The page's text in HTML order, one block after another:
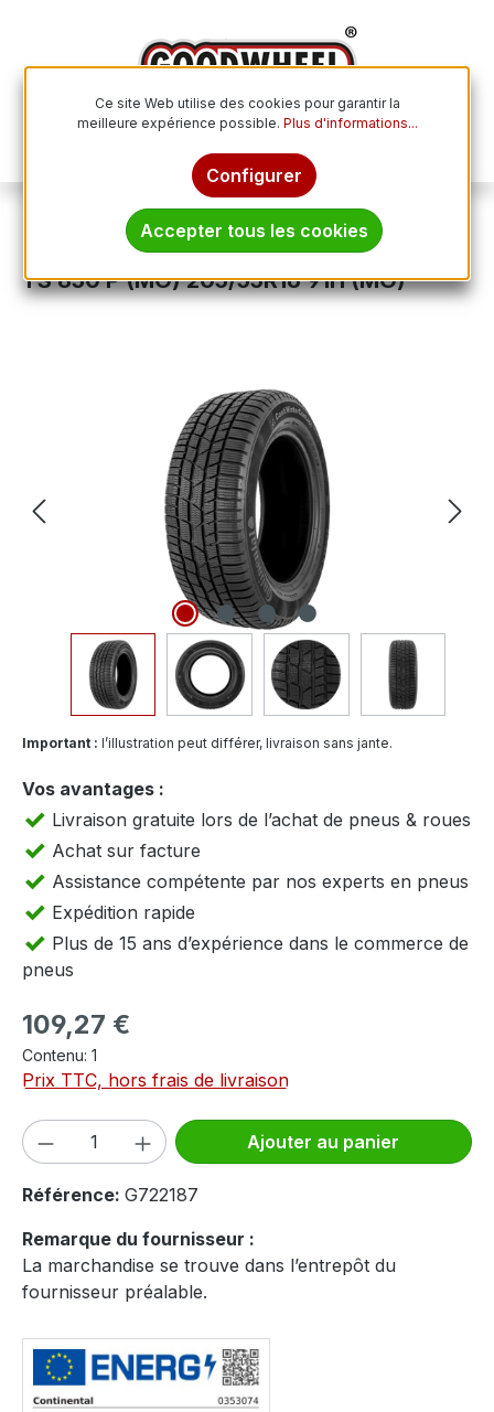
CONTINENTAL CONTIWINTERCONTACT
TS 830 P (MO) 205/55R16 91H (MO)
Ignorer la galerie d'images
Important : l’illustration peut différer, livraison sans jante.
Vos avantages :
Livraison gratuite lors de l’achat de pneus & roues
Achat sur facture
Assistance compétente par nos experts en pneus
Expédition rapide
Plus de 15 ans d’expérience dans le commerce de
pneus
Prix régulier :
109,27 €
Contenu: 1
Prix TTC, hors frais de livraison
Quantité de produit : Entrez la
Ajouter au panier
Référence: G722187
Remarque du fournisseur :
La marchandise se trouve dans l’entrepôt du
fournisseur préalable.
Ce site Web utilise des cookies pour garantir la
meilleure expérience possible. Plus d'informations...
Configurer
Accepter tous les cookies